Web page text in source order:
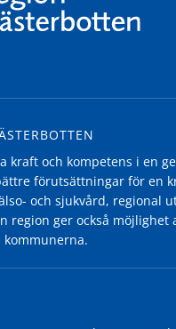
kraft och kompetens i en
förutsättningar för en
och sjukvård, regional
region ger också
kommunerna.